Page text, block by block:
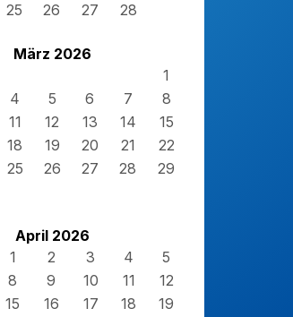
25 26 27 28
März 2026
1
4 5 6 7
8
11 12 13 14
15
18 19 20 21
22
25 26 27 28
29
April 2026
1
2 3 4
5
8 9 10 11
12
15 16 17 18
19